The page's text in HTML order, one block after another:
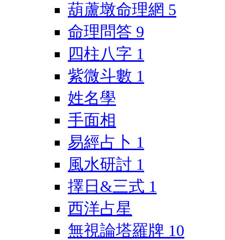
葫蘆墩命理網 5
命理問答 9
四柱八字 1
紫微斗數 1
姓名學
手面相
易經占卜 1
風水研討 1
擇日&三式 1
西洋占星
無視論塔羅牌 10